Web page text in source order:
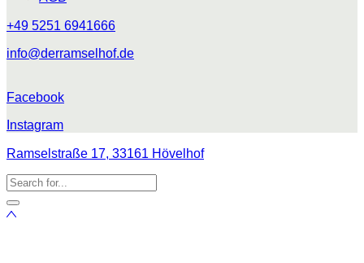
+49 5251 6941666
info@derramselhof.de
Facebook
Instagram
Ramselstraße 17, 33161 Hövelhof